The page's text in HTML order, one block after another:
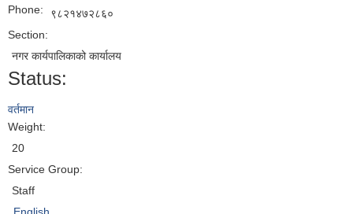
Phone:
९८२१४७२८६०
Section:
नगर कार्यपालिकाको कार्यालय
Status:
वर्तमान
Weight:
20
Service Group:
Staff